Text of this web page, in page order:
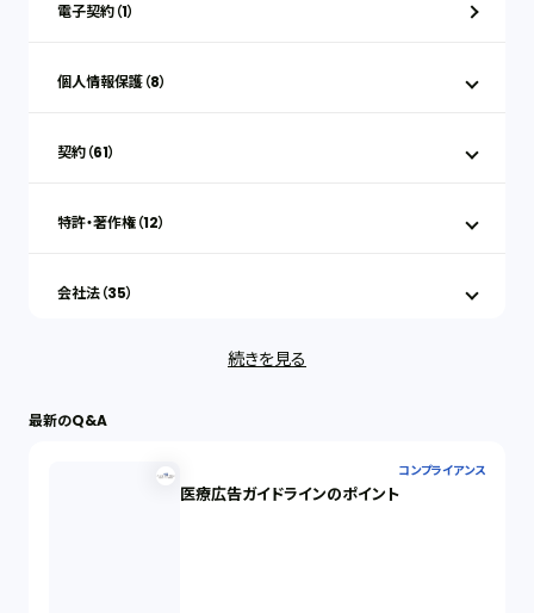
電子契約（1）
個人情報保護（8）
契約（61）
特許・著作権（12）
会社法（35）
労働問題（33）
続きを見る
最新のQ&A
コンプライアンス
医療広告ガイドラインのポイント